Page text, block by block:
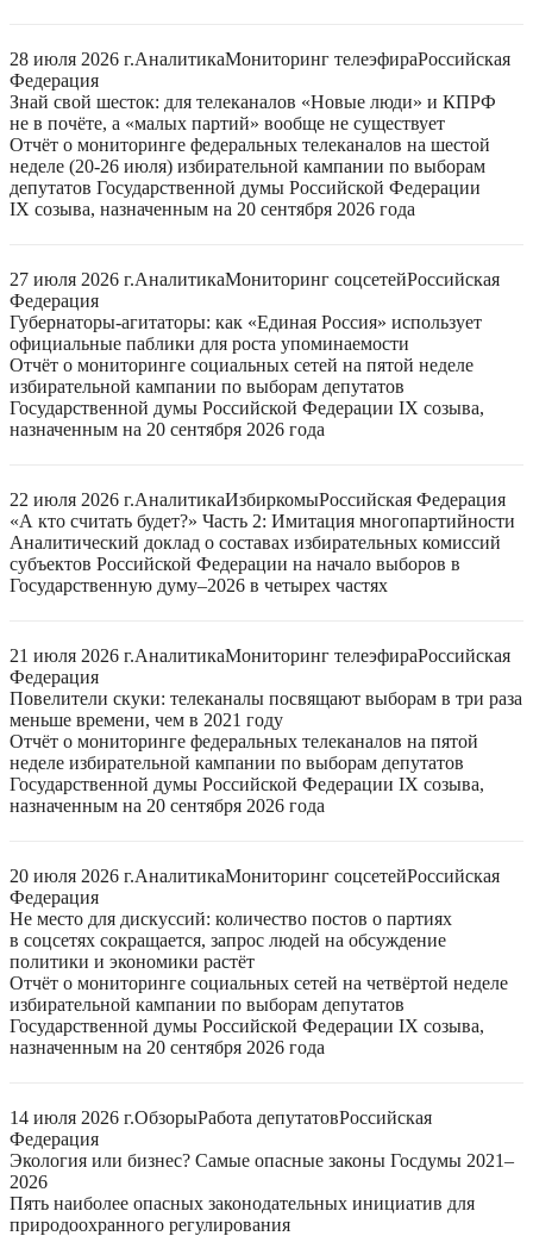
28 июля 2026 г.АналитикаМониторинг телеэфираРоссийская
Федерация
Знай свой шесток: для телеканалов «Новые люди» и КПРФ
не в почёте, а «малых партий» вообще не существует
Отчёт о мониторинге федеральных телеканалов на шестой
неделе (20-26 июля) избирательной кампании по выборам
депутатов Государственной думы Российской Федерации
IX созыва, назначенным на 20 сентября 2026 года
27 июля 2026 г.АналитикаМониторинг соцсетейРоссийская
Федерация
Губернаторы-агитаторы: как «Единая Россия» использует
официальные паблики для роста упоминаемости
Отчёт о мониторинге социальных сетей на пятой неделе
избирательной кампании по выборам депутатов
Государственной думы Российской Федерации IX созыва,
назначенным на 20 сентября 2026 года
22 июля 2026 г.АналитикаИзбиркомыРоссийская Федерация
«А кто считать будет?» Часть 2: Имитация многопартийности
Аналитический доклад о составах избирательных комиссий
субъектов Российской Федерации на начало выборов в
Государственную думу–2026 в четырех частях
21 июля 2026 г.АналитикаМониторинг телеэфираРоссийская
Федерация
Повелители скуки: телеканалы посвящают выборам в три раза
меньше времени, чем в 2021 году
Отчёт о мониторинге федеральных телеканалов на пятой
неделе избирательной кампании по выборам депутатов
Государственной думы Российской Федерации IX созыва,
назначенным на 20 сентября 2026 года
20 июля 2026 г.АналитикаМониторинг соцсетейРоссийская
Федерация
Не место для дискуссий: количество постов о партиях
в соцсетях сокращается, запрос людей на обсуждение
политики и экономики растёт
Отчёт о мониторинге социальных сетей на четвёртой неделе
избирательной кампании по выборам депутатов
Государственной думы Российской Федерации IX созыва,
назначенным на 20 сентября 2026 года
14 июля 2026 г.ОбзорыРабота депутатовРоссийская
Федерация
Экология или бизнес? Самые опасные законы Госдумы 2021–
2026
Пять наиболее опасных законодательных инициатив для
природоохранного регулирования